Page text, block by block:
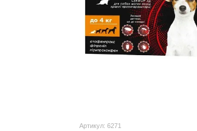
Артикул: 6271